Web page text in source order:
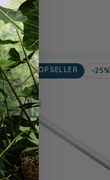
TOPSELLER -25%